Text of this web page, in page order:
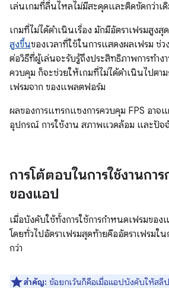
เล่นเกมที่ลื่นไหลไม่มีสะดุดและติดขัดกว่าเดิ
เกมที่ไม่ได้ดำเนินเรื่อง มักมีอัตราเฟรมสูงสุ
สูงขึ้นของเวลาที่ใช้ในการแสดงผลเฟรม ช่ว
ต่อวิธีที่ผู้เล่นจะรับรู้ถึงประสิทธิภาพการทำง
ควบคุม ก็จะช่วยให้เกมที่ไม่ได้ดำเนินไปตา
เฟรมจาก ของแพลตฟอร์ม
ผลของการแทรกแซงการควบคุม FPS อาจ
อุปกรณ์ การใช้งาน สภาพแวดล้อม และปัจ
การโต้ตอบในการใช้งานกา
ของแอป
เมื่อบังคับใช้ทั้งการใช้การกำหนดเฟรมขอ
โดยทั่วไปอัตราเฟรมสุดท้ายคืออัตราเฟรมใ
กว่า
สำคัญ: ข้อยกเว้นก็คือเมื่อแอปบังคับให้สลี